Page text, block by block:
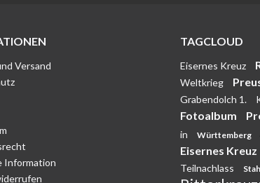
Versand
Information
TAGCLOUD
Eisernes Kreuz
Weltkrieg
Grabendolch 1.
Fotoalbum
in
Württemberg
Eisernes Kreuz
Teilnachlass